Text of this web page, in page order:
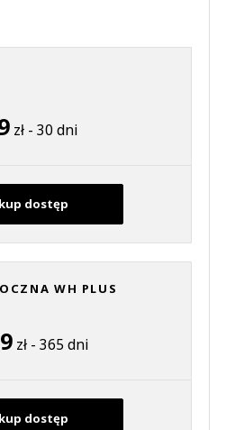
zł - 30 dni
dostęp
WH PLUS
zł - 365 dni
dostęp